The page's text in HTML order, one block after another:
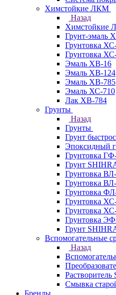
Химстойкие ЛКМ
Назад
Химстойкие
Грунт-эмаль
Грунтовка
Грунтовка
Эмаль ХВ-16
Эмаль ХВ-124
Эмаль ХВ-785
Эмаль ХС-710
Лак ХВ-784
Грунты
Назад
Грунты
Грунт
Эпоксидный
Грунтовка
Грунт
Грунтовка
Грунтовка
Грунтовка
Грунтовка
Грунтовка
Грунтовка
Грунт
Вспомогательные
Назад
Смывка
Бренды